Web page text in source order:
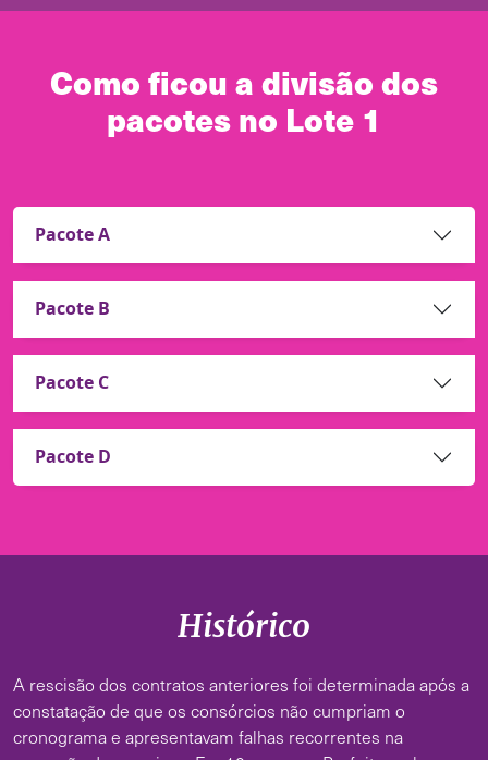
Como ficou a divisão dos
pacotes no Lote 1
Pacote A
Pacote B
Pacote C
Pacote D
Histórico
A rescisão dos contratos anteriores foi determinada após a
constatação de que os consórcios não cumpriam o
cronograma e apresentavam falhas recorrentes na